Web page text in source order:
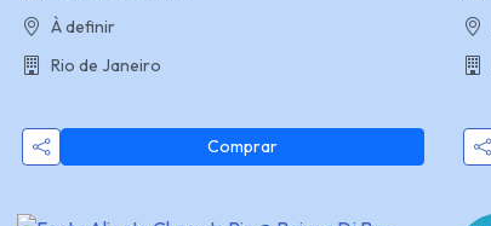
À definir
Rio de Janeiro
Comprar